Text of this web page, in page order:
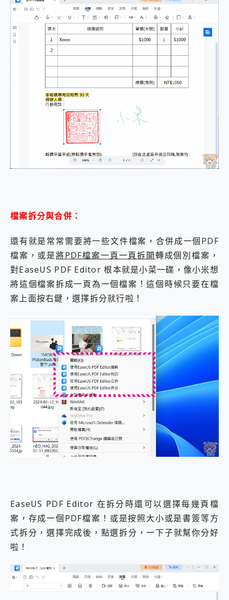
檔案拆分與合併：
還有就是常常需要將一些文件檔案，合併成一個PDF
檔案，或是將PDF檔案一頁一頁拆開轉成個別檔案，
對EaseUS PDF Editor 根本就是小菜一碟，像小米想
將這個檔案拆成一頁為一個檔案！這個時候只要在檔
案上面按右鍵，選擇拆分就行啦！
EaseUS PDF Editor 在拆分時還可以選擇每幾頁檔
案，存成一個PDF檔案！或是按照大小或是書簽等方
式拆分，選擇完成後，點選拆分，一下子就幫你分好
啦！